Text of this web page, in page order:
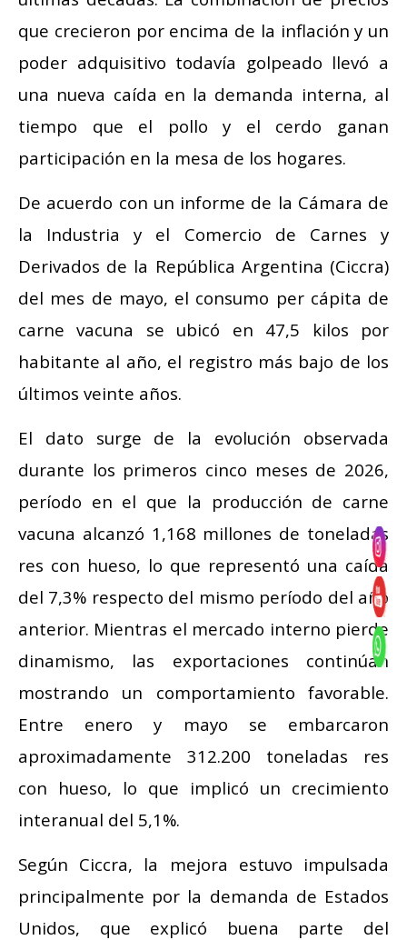
que crecieron por encima de la inflación y un
poder adquisitivo todavía golpeado llevó a
una nueva caída en la demanda interna, al
tiempo que el pollo y el cerdo ganan
participación en la mesa de los hogares.
De acuerdo con un informe de la Cámara de
la Industria y el Comercio de Carnes y
Derivados de la República Argentina (Ciccra)
del mes de mayo, el consumo per cápita de
carne vacuna se ubicó en 47,5 kilos por
habitante al año, el registro más bajo de los
últimos veinte años.
El dato surge de la evolución observada
durante los primeros cinco meses de 2026,
período en el que la producción de carne
vacuna alcanzó 1,168 millones de toneladas
res con hueso, lo que representó una caída
del 7,3% respecto del mismo período del año
anterior. Mientras el mercado interno pierde
dinamismo, las exportaciones continúan
mostrando un comportamiento favorable.
Entre enero y mayo se embarcaron
aproximadamente 312.200 toneladas res
con hueso, lo que implicó un crecimiento
interanual del 5,1%.
Según Ciccra, la mejora estuvo impulsada
principalmente por la demanda de Estados
Unidos, que explicó buena parte del